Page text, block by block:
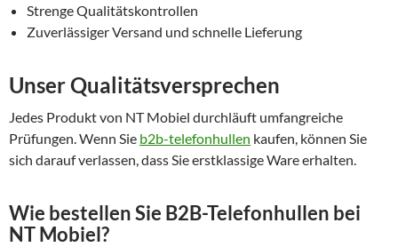
Strenge Qualitätskontrollen
Zuverlässiger Versand und schnelle Lieferung
Unser Qualitätsversprechen
Jedes Produkt von NT Mobiel durchläuft umfangreiche
Prüfungen. Wenn Sie b2b-telefonhullen kaufen, können Sie
sich darauf verlassen, dass Sie erstklassige Ware erhalten.
Wie bestellen Sie B2B-Telefonhullen bei
NT Mobiel?